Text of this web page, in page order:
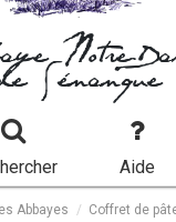
Notre-
Sénanque
Aide
Abbayes
Coffret de